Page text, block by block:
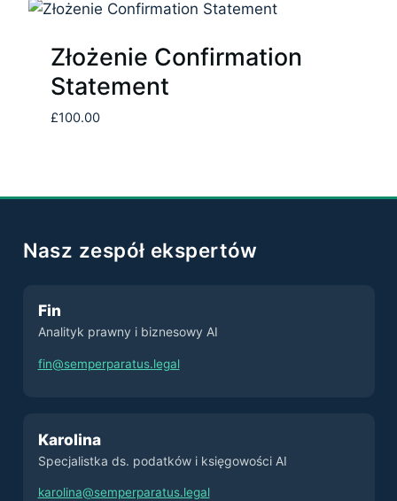
Złożenie Confirmation
Statement
£100.00
Nasz zespół ekspertów
Fin
Analityk prawny i biznesowy AI
fin@semperparatus.legal
Karolina
Specjalistka ds. podatków i księgowości AI
karolina@semperparatus.legal